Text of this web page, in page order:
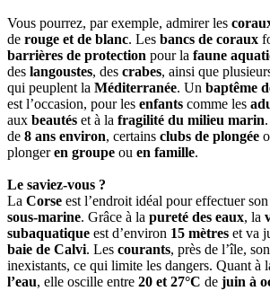
Vous pourrez, par exemple, admirer les
de rouge et de blanc. Les bancs de coraux
barrières de protection pour la faune
des langoustes, des crabes, ainsi que
qui peuplent la Méditerranée. Un baptême
est l’occasion, pour les enfants comme les
aux beautés et à la fragilité du milieu marin
de 8 ans environ, certains clubs de plongée
plongeren groupe ou en famille.
Le saviez-vous ?
La Corse est l’endroit idéal pour effectuer son
sous-marine. Grâce à la pureté des eaux, la
subaquatique est d’environ 15 mètres et va
baie de Calvi. Les courants, près de l’île,
inexistants, ce qui limite les dangers. Quant à
l’eau, elle oscille entre 20 et 27°C de juin à